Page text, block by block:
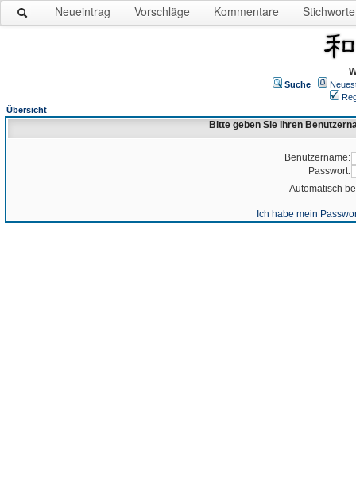
Neueintrag Vorschläge Kommentare Stichworte
Suche
Übersicht
Bitte geben Sie Ihren
Benutzername:
Passwort:
Automatisch
Ich habe mein